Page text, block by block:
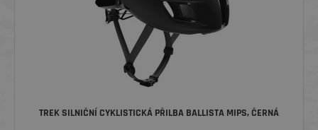
TREK SILNIČNÍ CYKLISTICKÁ PŘILBA BALLISTA MIPS, ČERNÁ